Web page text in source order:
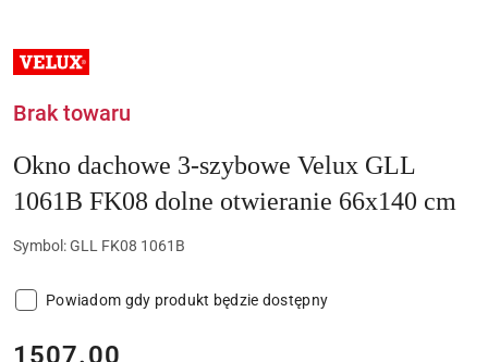
NAZWA
PRODUCENTA:
Brak towaru
Okno dachowe 3-szybowe Velux GLL
1061B FK08 dolne otwieranie 66x140 cm
Symbol:GLL FK08 1061B
Powiadom gdy produkt będzie dostępny
cena:
1507.00